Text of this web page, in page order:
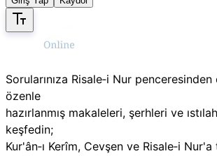
Sorularınıza Risale‑i Nur
özenle
hazırlanmış makaleleri, şerhleri ve
keşfedin;
Kur'ân‑ı Kerîm, Cevşen ve Risale‑i Nur'a